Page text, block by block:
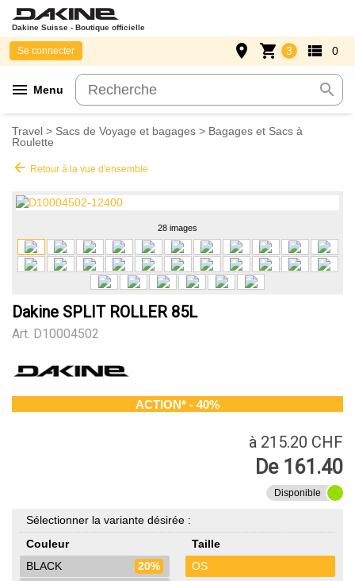
Dakine Suisse - Boutique officielle
menu Menu search
Se connecter place shopping_cart 3 view_list 0
Travel > Sacs de Voyage et bagages > Bagages et Sacs à
Roulette
arrow_back Retour à la vue d'ensemble
28 images
Dakine SPLIT ROLLER 85L
Art. D10004502
ACTION* - 40%
à 215.20 CHF
De 161.40
Disponible
Sélectionner la variante désirée :
Couleur
BLACK
20%
Taille
OS